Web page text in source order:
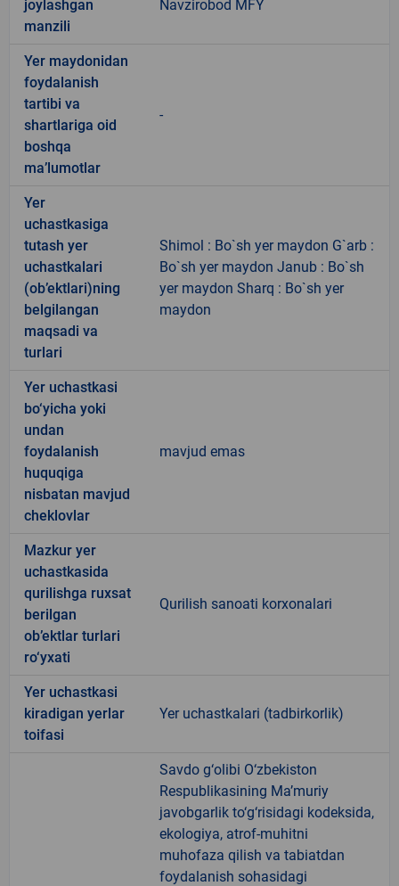
joylashgan
manzili
Navzirobod MFY
Yer maydonidan
foydalanish
tartibi va
shartlariga oid
boshqa
ma’lumotlar
-
Yer
uchastkasiga
tutash yer
uchastkalari
(ob’ektlari)ning
belgilangan
maqsadi va
turlari
Shimol : Bo`sh yer maydon G`arb :
Bo`sh yer maydon Janub : Bo`sh
yer maydon Sharq : Bo`sh yer
maydon
Yer uchastkasi
bo‘yicha yoki
undan
foydalanish
huquqiga
nisbatan mavjud
cheklovlar
mavjud emas
Mazkur yer
uchastkasida
qurilishga ruxsat
berilgan
ob’ektlar turlari
ro‘yxati
Qurilish sanoati korxonalari
Yer uchastkasi
kiradigan yerlar
toifasi
Yer uchastkalari (tadbirkorlik)
Savdo g‘olibi O‘zbekiston
Respublikasining Ma’muriy
javobgarlik to‘g‘risidagi kodeksida,
ekologiya, atrof-muhitni
muhofaza qilish va tabiatdan
foydalanish sohasidagi